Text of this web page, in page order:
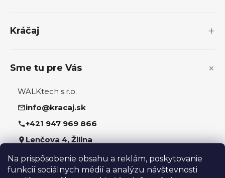
Na prispôsobenie obsahu a reklám, poskytovanie
funkcií sociálnych médií a analýzu návštevnosti
Kráčaj
Sme tu pre Vás
WALKtech s.r.o.
info@kracaj.sk
+421 947 969 866
Lenčova 4, Žilina
Sledujte nás